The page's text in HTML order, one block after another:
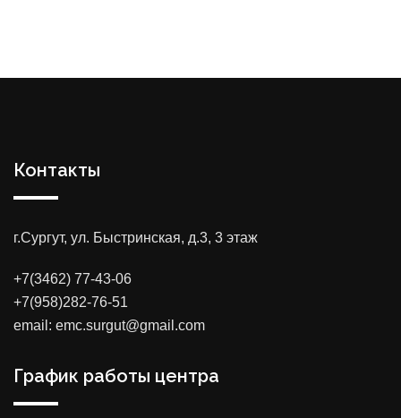
Контакты
г.Сургут, ул. Быстринская, д.3, 3 этаж
+7(3462) 77-43-06
+7(958)282-76-51
email: emc.surgut@gmail.com
График работы центра